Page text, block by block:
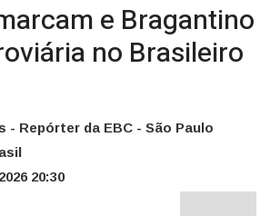
e Bragantino
no Brasileiro
- Repórter da EBC - São Paulo
20:30